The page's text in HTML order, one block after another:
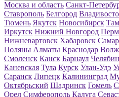
Москва и область Санкт-
Ставрополь Белгород
Тюмень Якутск Новосибирск
Иркутск Нижний Новгород
Нижневартовск Хабаровск
Поляны Алматы Краснодар
Смоленск Канск Барнаул
Каневская Тула Курск Улан-Удэ
Саранск Липецк Калининград
Октябрьский Шадринск Гомель
Орел Симферополь Калуга